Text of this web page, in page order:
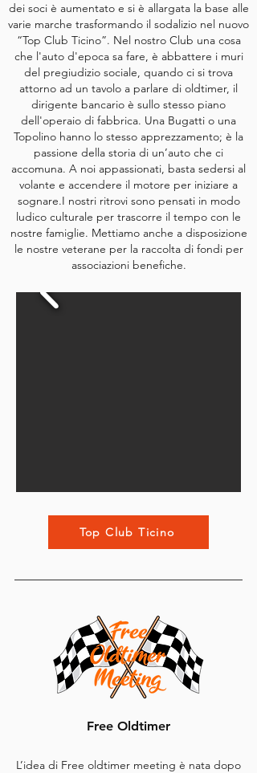
dei soci è aumentato e si è allargata la base alle
varie marche trasformando il sodalizio nel nuovo
“Top Club Ticino”. Nel nostro Club una cosa
che l'auto d'epoca sa fare, è abbattere i muri
del pregiudizio sociale, quando ci si trova
attorno ad un tavolo a parlare di oldtimer, il
dirigente bancario è sullo stesso piano
dell'operaio di fabbrica. Una Bugatti o una
Topolino hanno lo stesso apprezzamento; è la
passione della storia di un’auto che ci
accomuna. A noi appassionati, basta sedersi al
volante e accendere il motore per iniziare a
sognare.I nostri ritrovi sono pensati in modo
ludico culturale per trascorre il tempo con le
nostre famiglie. Mettiamo anche a disposizione
le nostre veterane per la raccolta di fondi per
associazioni benefiche.
Top Club Ticino
Free Oldtimer
L’idea di Free oldtimer meeting è nata dopo